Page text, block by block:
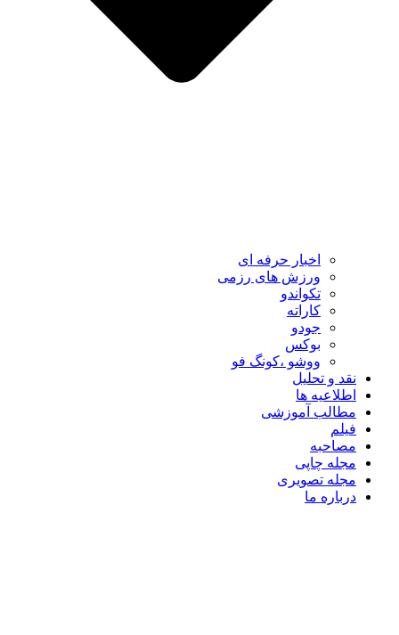
اخبار حرفه ای
ورزش های رزمی
تکواندو
کاراته
جودو
بوکس
ووشو ،کونگ فو
نقد و تحلیل
اطلاعیه ها
مطالب آموزشی
فیلم
مصاحبه
مجله چاپی
مجله تصویری
درباره ما